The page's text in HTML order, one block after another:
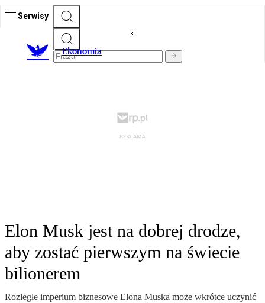
Serwisy
Ekonomia
Elon Musk jest na dobrej drodze,
aby zostać pierwszym na świecie
bilionerem
Rozległe imperium biznesowe Elona Muska może wkrótce uczynić